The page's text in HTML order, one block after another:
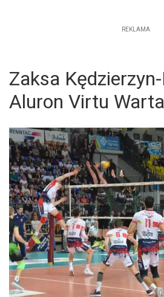
REKLAMA
Zaksa
Aluron Virtu